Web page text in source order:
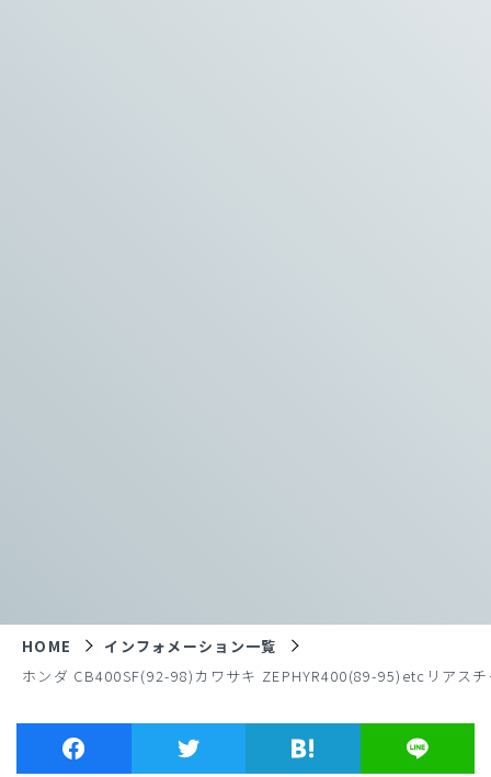
HOME
インフォメーション一覧
ホンダ CB400SF(92-98)カワサキ ZEPHYR400(89-95)etcリアス